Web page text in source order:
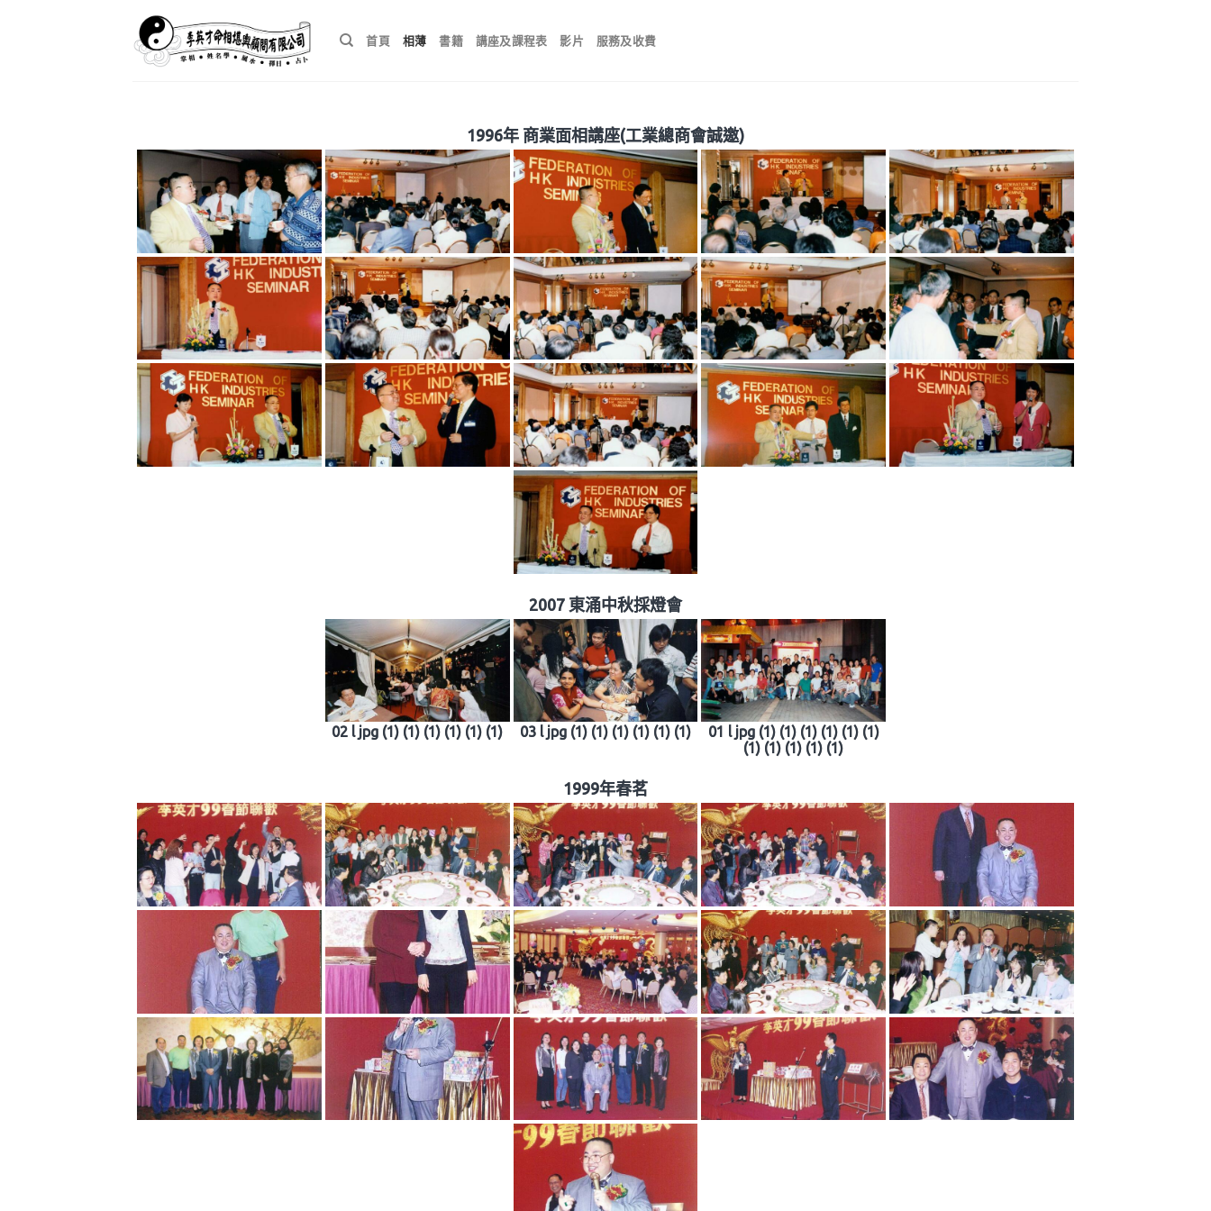
首頁 相薄 書籍 講座及課程表 影片 服務及收費
1996年 商業面相講座(工業總商會誠邀)
2007 東涌中秋採燈會
02 l jpg (1) (1) (1) (1) (1) (1) 03 l jpg (1) (1) (1) (1) (1) (1)
01 l jpg (1) (1) (1) (1) (1) (1)
(1) (1) (1) (1) (1)
1999年春茗